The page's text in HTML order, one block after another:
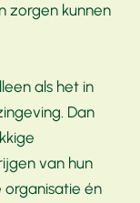
zorgen kunnen
als het in
Dan
van hun
én